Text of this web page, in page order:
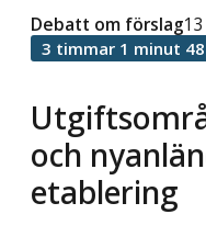
och
etablering
Debatt om förslag
3 timmar 1 minut